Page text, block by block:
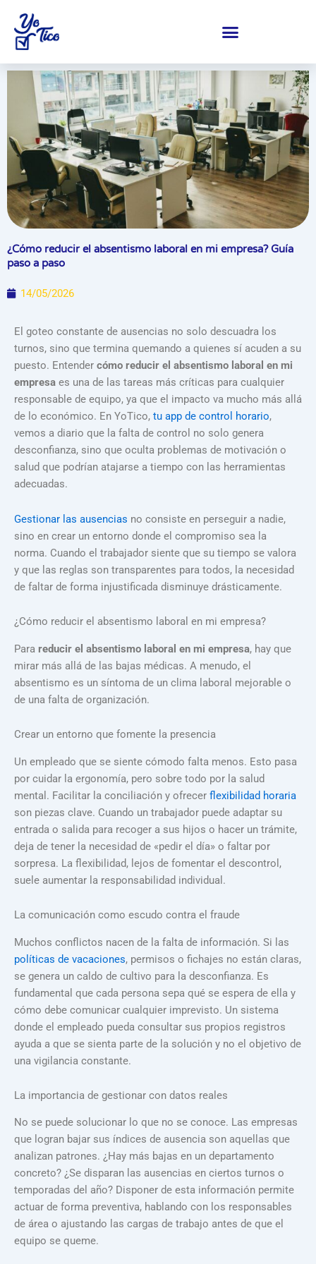
contenido
¿Cómo reducir el absentismo laboral en mi empresa? Guía
paso a paso
14/05/2026
El goteo constante de ausencias no solo descuadra los
turnos, sino que termina quemando a quienes sí acuden a su
puesto. Entender cómo reducir el absentismo laboral en mi
empresa es una de las tareas más críticas para cualquier
responsable de equipo, ya que el impacto va mucho más allá
de lo económico. En YoTico, tu app de control horario,
vemos a diario que la falta de control no solo genera
desconfianza, sino que oculta problemas de motivación o
salud que podrían atajarse a tiempo con las herramientas
adecuadas.
Gestionar las ausencias no consiste en perseguir a nadie,
sino en crear un entorno donde el compromiso sea la
norma. Cuando el trabajador siente que su tiempo se valora
y que las reglas son transparentes para todos, la necesidad
de faltar de forma injustificada disminuye drásticamente.
¿Cómo reducir el absentismo laboral en mi empresa?
Para reducir el absentismo laboral en mi empresa, hay que
mirar más allá de las bajas médicas. A menudo, el
absentismo es un síntoma de un clima laboral mejorable o
de una falta de organización.
Crear un entorno que fomente la presencia
Un empleado que se siente cómodo falta menos. Esto pasa
por cuidar la ergonomía, pero sobre todo por la salud
mental. Facilitar la conciliación y ofrecer flexibilidad horaria
son piezas clave. Cuando un trabajador puede adaptar su
entrada o salida para recoger a sus hijos o hacer un trámite,
deja de tener la necesidad de «pedir el día» o faltar por
sorpresa. La flexibilidad, lejos de fomentar el descontrol,
suele aumentar la responsabilidad individual.
La comunicación como escudo contra el fraude
Muchos conflictos nacen de la falta de información. Si las
políticas de vacaciones, permisos o fichajes no están claras,
se genera un caldo de cultivo para la desconfianza. Es
fundamental que cada persona sepa qué se espera de ella y
cómo debe comunicar cualquier imprevisto. Un sistema
donde el empleado pueda consultar sus propios registros
ayuda a que se sienta parte de la solución y no el objetivo de
una vigilancia constante.
La importancia de gestionar con datos reales
No se puede solucionar lo que no se conoce. Las empresas
que logran bajar sus índices de ausencia son aquellas que
analizan patrones. ¿Hay más bajas en un departamento
concreto? ¿Se disparan las ausencias en ciertos turnos o
temporadas del año? Disponer de esta información permite
actuar de forma preventiva, hablando con los responsables
de área o ajustando las cargas de trabajo antes de que el
equipo se queme.